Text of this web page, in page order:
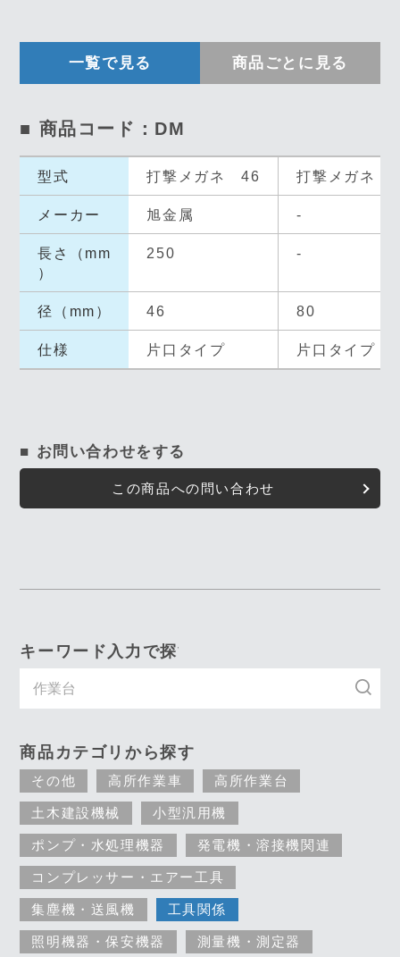
一覧で見る 商品ごとに見る
■ 商品コード：DM
型式 打撃メガネ 46 打撃メガネ
メーカー 旭金属 -
長さ（mm
）
250 -
径（mm） 46 80
仕様 片口タイプ 片口タイプ
■ お問い合わせをする
この商品への問い合わせ
キーワード入力で探す
商品カテゴリから探す
その他 高所作業車 高所作業台
土木建設機械 小型汎用機
ポンプ・水処理機器 発電機・溶接機関連
コンプレッサー・エアー工具
集塵機・送風機 工具関係
照明機器・保安機器 測量機・測定器